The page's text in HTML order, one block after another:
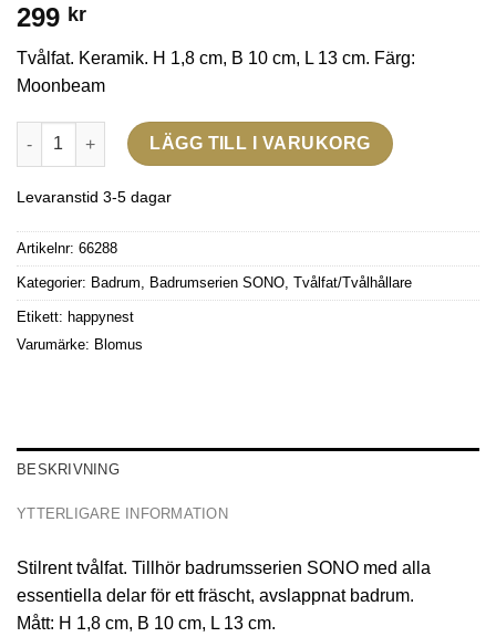
299 kr
Tvålfat. Keramik. H 1,8 cm, B 10 cm, L 13 cm. Färg:
Moonbeam
Sono Tvålfat 13 cm Moonbeam mängd
LÄGG TILL I VARUKORG
Levaranstid 3-5 dagar
Artikelnr: 66288
Kategorier: Badrum, Badrumserien SONO, Tvålfat/Tvålhållare
Etikett: happynest
Varumärke: Blomus
BESKRIVNING
YTTERLIGARE INFORMATION
Stilrent tvålfat. Tillhör badrumsserien SONO med alla
essentiella delar för ett fräscht, avslappnat badrum.
Mått: H 1,8 cm, B 10 cm, L 13 cm.